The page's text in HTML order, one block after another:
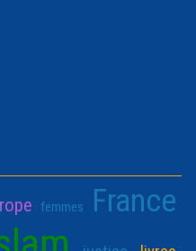
femmes France